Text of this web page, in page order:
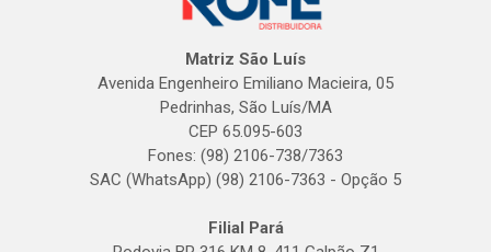
Matriz São Luís
Avenida Engenheiro Emiliano Macieira, 05
Pedrinhas, São Luís/MA
CEP 65.095-603
Fones: (98) 2106-738/7363
SAC (WhatsApp) (98) 2106-7363 - Opção 5
Filial Pará